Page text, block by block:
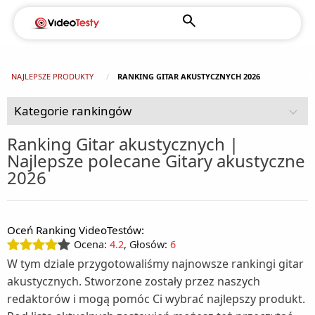
NAJLEPSZE PRODUKTY RANKING GITAR AKUSTYCZNYCH 2026
Kategorie rankingów
AGD (92)
Kuchenki do zabudowy (2)
Kuchnie wolnostojące (5)
Lodówki do zabudowy (5)
Lodówki wolnostojące (16)
Agregaty prądotwórcze (1)
Alarmy (1)
Baseny ogrodowe (4)
Ciśnieniomierze (2)
Drobne AGD do higieny i pielęgnacji (49)
Depilatory (3)
Elektryczne pilniki do stóp (1)
Golarki (3)
Drobne AGD do kuchni i domu (125)
Akcesoria kuchenne (1)
Automaty do popcornu (1)
Fotografia i filmowanie (16)
Aparaty fotograficzne (6)
Gry i konsole (11)
Ranking Gitar akustycznych |
Najlepsze polecane Gitary akustyczne
2026
Oceń Ranking VideoTestów:
Ocena: 4.2, Głosów: 6
W tym dziale przygotowaliśmy najnowsze rankingi gitar
akustycznych. Stworzone zostały przez naszych
redaktorów i mogą pomóc Ci wybrać najlepszy produkt.